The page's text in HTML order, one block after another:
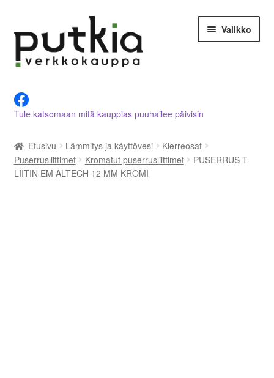
navigointiin
sisältöön
Valikko
Tietoja meistä
Asiakastilini
Ostoskori
Tule katsomaan mitä kauppias puuhailee päivisin
Etusivu Lämmitys ja käyttövesi
Kierreosat
Puserrusliittimet
Kromatut puserrusliittimet
PUSERRUS T-
LIITIN EM ALTECH 12 MM KROMI